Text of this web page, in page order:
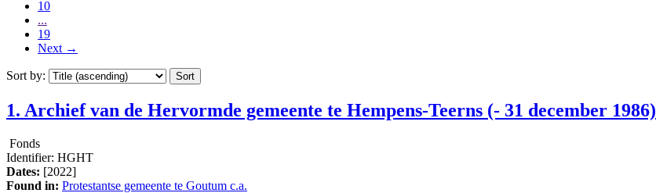
10
...
19
Next →
Sort by:
1. Archief van de Hervormde gemeente te Hempens-Teerns (- 31 december 1986)
Fonds
Identifier: HGHT
Dates: [2022]
Found in: Protestantse gemeente te Goutum c.a.